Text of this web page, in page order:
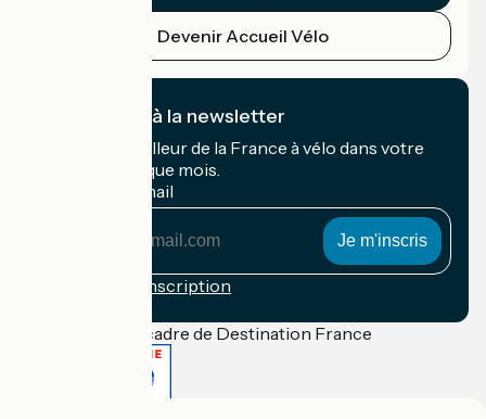
Devenir Accueil Vélo
Je m'abonne à la newsletter
Recevez le meilleur de la France à vélo dans votre
boîte mail chaque mois.
Mon adresse mail
Conditions d'inscription
Financé dans le cadre de Destination France